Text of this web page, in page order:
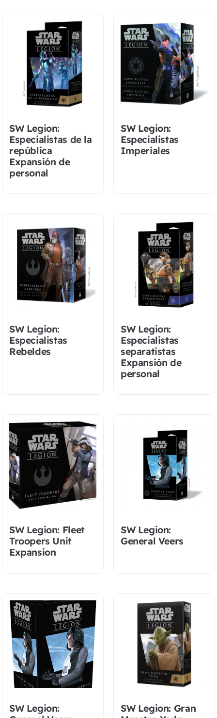
SW Legion:
Especialistas de la
república
Expansión de
personal
SW Legion:
Especialistas
Imperiales
SW Legion:
Especialistas
Rebeldes
SW Legion:
Especialistas
separatistas
Expansión de
personal
SW Legion: Fleet
Troopers Unit
Expansion
SW Legion:
General Veers
SW Legion:
SW Legion: Gran